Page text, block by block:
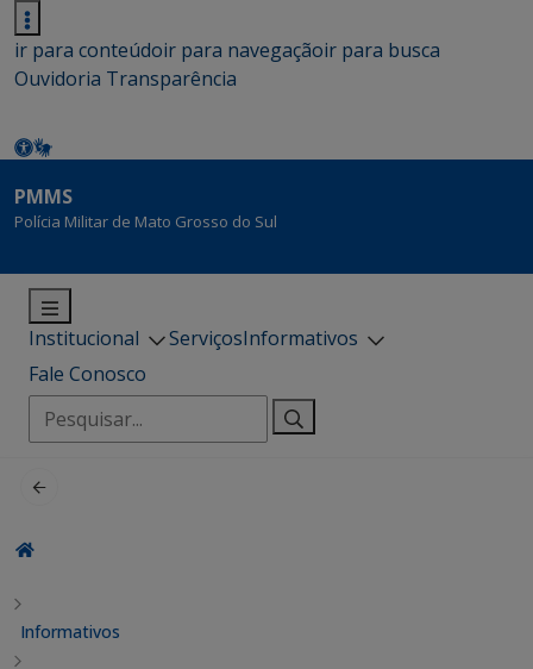
ir para conteúdoir para navegaçãoir para busca
Ouvidoria Transparência
PMMS
Polícia Militar de Mato Grosso do Sul
Institucional ServiçosInformativos
Fale Conosco
Pesquisar
por:
Informativos